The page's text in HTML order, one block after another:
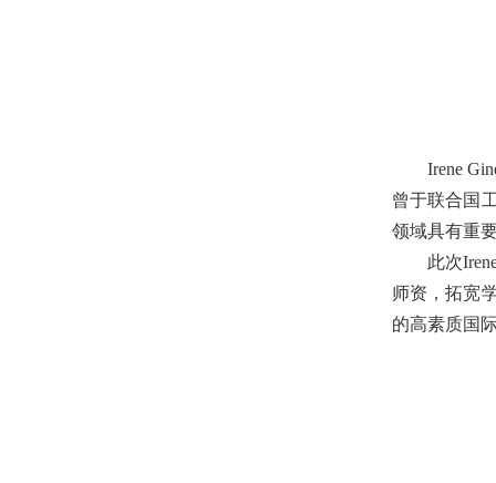
Irene
曾于联合国
领域具有重
此次
师资，拓宽
的高素质国